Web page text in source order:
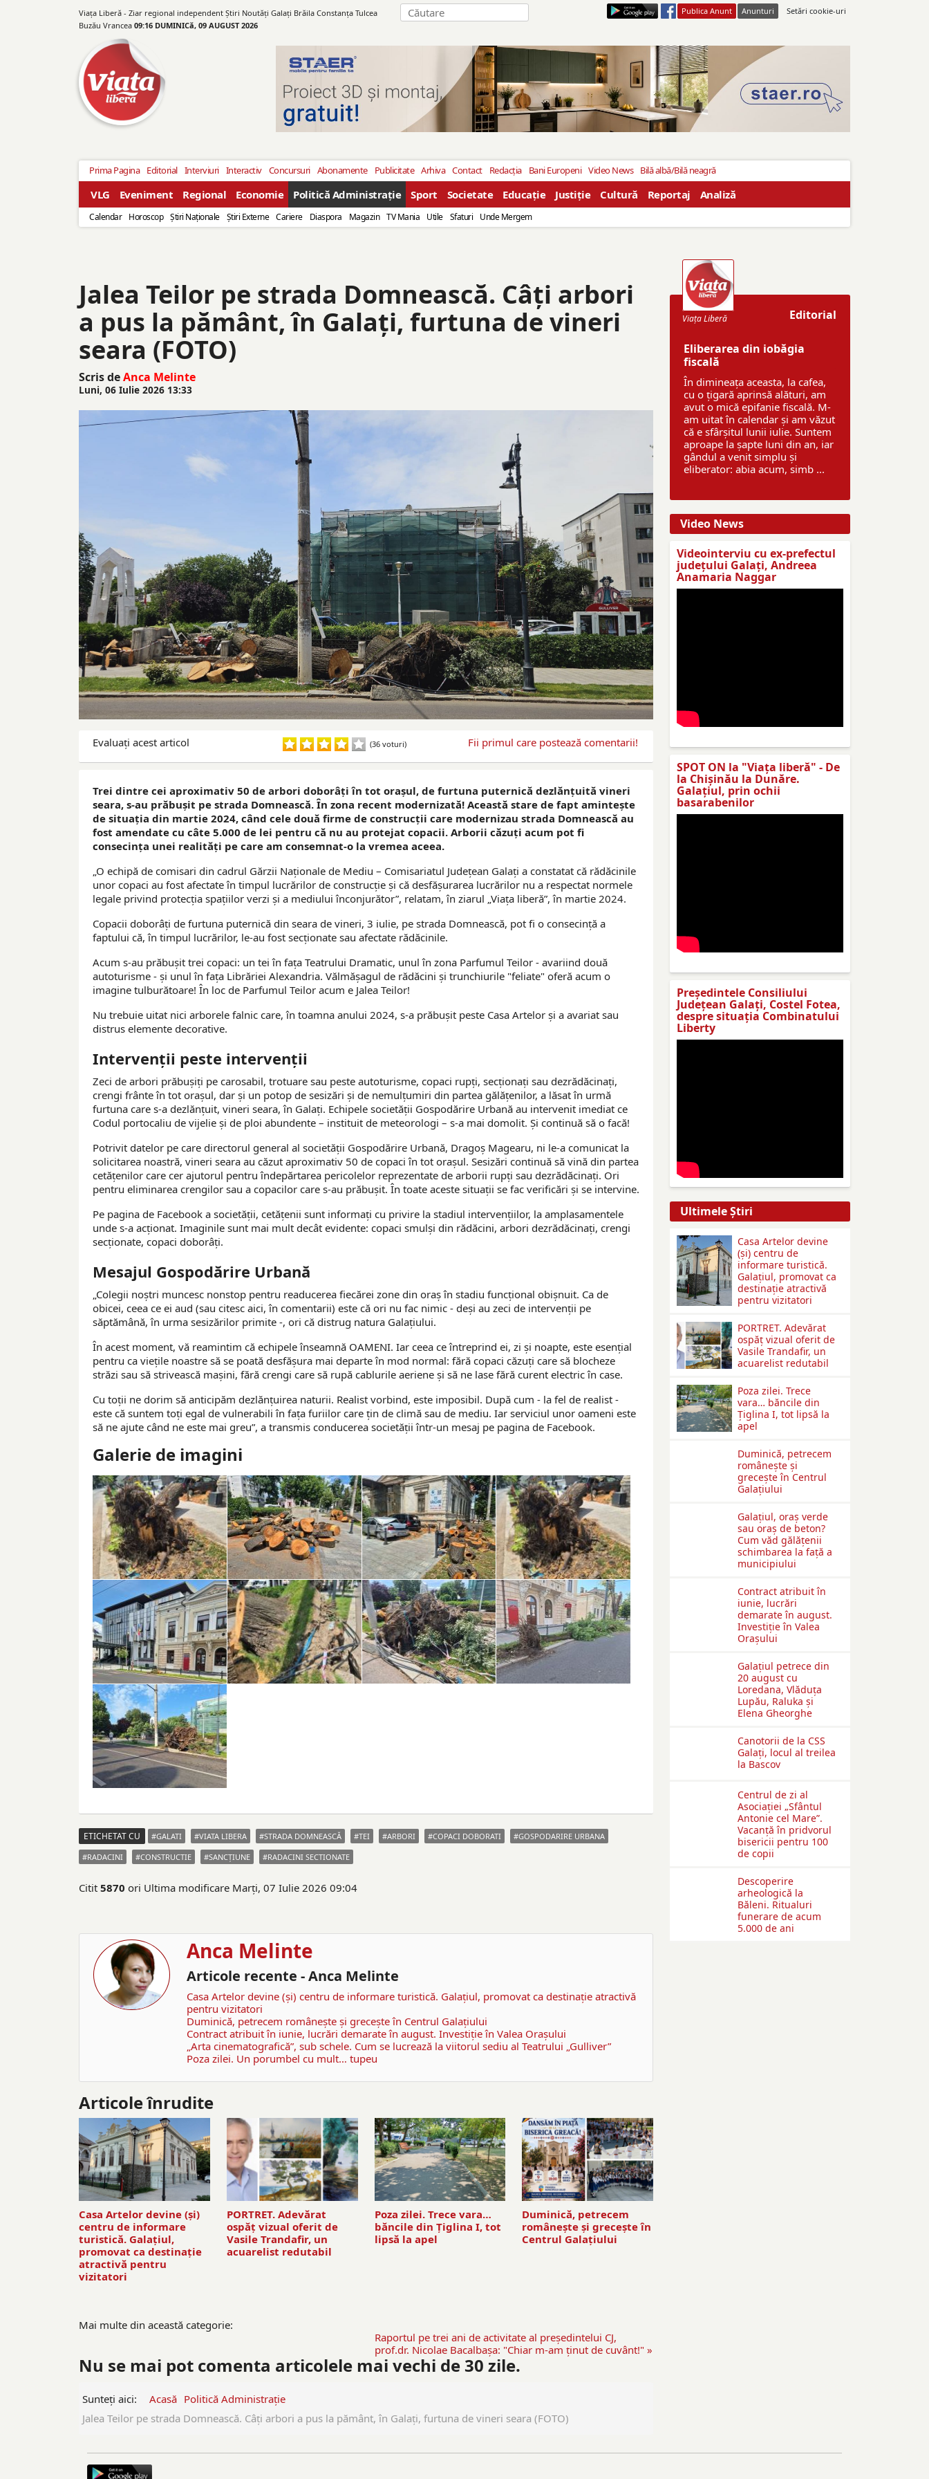
Viața Liberă - Ziar regional independent Știri Noutăți Galaţi Brăila Constanţa Tulcea
Buzău Vrancea 09:16 DUMINICă, 09 AUGUST 2026
Publica Anunt Anunturi Setări cookie-uri
Prima Pagina Editorial Interviuri Interactiv Concursuri Abonamente Publicitate Arhiva Contact Redacția Bani Europeni Video News Bilă albă/Bilă neagră
VLG Eveniment Regional Economie Politică Administrație Sport Societate Educație Justiție Cultură Reportaj Analiză
Calendar Horoscop Ştiri Naţionale Ştiri Externe Cariere Diaspora Magazin TV Mania Utile Sfaturi Unde Mergem
Jalea Teilor pe strada Domnească. Câţi arbori
a pus la pământ, în Galaţi, furtuna de vineri
seara (FOTO)
Scris deAnca Melinte
Luni, 06 Iulie 2026 13:33
Evaluaţi acest articol (36 voturi) Fii primul care postează comentarii!
Trei dintre cei aproximativ 50 de arbori doborâţi în tot oraşul, de furtuna puternică dezlănţuită vineri
seara, s-au prăbuşit pe strada Domnească. În zona recent modernizată! Această stare de fapt aminteşte
de situaţia din martie 2024, când cele două firme de construcții care modernizau strada Domnească au
fost amendate cu câte 5.000 de lei pentru că nu au protejat copacii. Arborii căzuţi acum pot fi
consecinţa unei realităţi pe care am consemnat-o la vremea aceea.
„O echipă de comisari din cadrul Gărzii Naționale de Mediu – Comisariatul Județean Galați a constatat că rădăcinile
unor copaci au fost afectate în timpul lucrărilor de construcție și că desfășurarea lucrărilor nu a respectat normele
legale privind protecția spațiilor verzi și a mediului înconjurător”, relatam, în ziarul „Viaţa liberă”, în martie 2024.
Copacii doborâţi de furtuna puternică din seara de vineri, 3 iulie, pe strada Domnească, pot fi o consecinţă a
faptului că, în timpul lucrărilor, le-au fost secţionate sau afectate rădăcinile.
Acum s-au prăbuşit trei copaci: un tei în faţa Teatrului Dramatic, unul în zona Parfumul Teilor - avariind două
autoturisme - şi unul în faţa Librăriei Alexandria. Vălmăşagul de rădăcini şi trunchiurile "feliate" oferă acum o
imagine tulburătoare! În loc de Parfumul Teilor acum e Jalea Teilor!
Nu trebuie uitat nici arborele falnic care, în toamna anului 2024, s-a prăbuşit peste Casa Artelor şi a avariat sau
distrus elemente decorative.
Intervenţii peste intervenţii
Zeci de arbori prăbuşiţi pe carosabil, trotuare sau peste autoturisme, copaci rupţi, secţionaţi sau dezrădăcinaţi,
crengi frânte în tot oraşul, dar şi un potop de sesizări şi de nemulţumiri din partea gălăţenilor, a lăsat în urmă
furtuna care s-a dezlănţuit, vineri seara, în Galaţi. Echipele societăţii Gospodărire Urbană au intervenit imediat ce
Codul portocaliu de vijelie şi de ploi abundente – instituit de meteorologi – s-a mai domolit. Şi continuă să o facă!
Potrivit datelor pe care directorul general al societăţii Gospodărire Urbană, Dragoş Magearu, ni le-a comunicat la
solicitarea noastră, vineri seara au căzut aproximativ 50 de copaci în tot oraşul. Sesizări continuă să vină din partea
cetăţenilor care cer ajutorul pentru îndepărtarea pericolelor reprezentate de arborii rupţi sau dezrădăcinaţi. Ori
pentru eliminarea crengilor sau a copacilor care s-au prăbuşit. În toate aceste situaţii se fac verificări şi se intervine.
Pe pagina de Facebook a societăţii, cetăţenii sunt informaţi cu privire la stadiul intervenţiilor, la amplasamentele
unde s-a acţionat. Imaginile sunt mai mult decât evidente: copaci smulşi din rădăcini, arbori dezrădăcinaţi, crengi
secţionate, copaci doborâţi.
Mesajul Gospodărire Urbană
„Colegii noștri muncesc nonstop pentru readucerea fiecărei zone din oraș în stadiu funcțional obișnuit. Ca de
obicei, ceea ce ei aud (sau citesc aici, în comentarii) este că ori nu fac nimic - deși au zeci de intervenții pe
săptămână, în urma sesizărilor primite -, ori că distrug natura Galațiului.
În acest moment, vă reamintim că echipele înseamnă OAMENI. Iar ceea ce întreprind ei, zi și noapte, este esențial
pentru ca viețile noastre să se poată desfășura mai departe în mod normal: fără copaci căzuți care să blocheze
străzi sau să strivească mașini, fără crengi care să rupă cablurile aeriene și să ne lase fără curent electric în case.
Cu toții ne dorim să anticipăm dezlănțuirea naturii. Realist vorbind, este imposibil. După cum - la fel de realist -
este că suntem toți egal de vulnerabili în fața furiilor care țin de climă sau de mediu. Iar serviciul unor oameni este
să ne ajute când ne este mai greu”, a transmis conducerea societăţii într-un mesaj pe pagina de Facebook.
Galerie de imagini
ETICHETAT CU GALATI VIATA LIBERA STRADA DOMNEASCĂ TEI ARBORI COPACI DOBORATI
GOSPODARIRE URBANA
RADACINI
CONSTRUCTIE SANCŢIUNE RADACINI SECTIONATE
Citit 5870 ori Ultima modificare Marți, 07 Iulie 2026 09:04
Anca Melinte
Articole recente - Anca Melinte
Casa Artelor devine (şi) centru de informare turistică. Galaţiul, promovat ca destinaţie atractivă
pentru vizitatori
Duminică, petrecem româneşte şi greceşte în Centrul Galaţiului
Contract atribuit în iunie, lucrări demarate în august. Investiţie în Valea Oraşului
„Arta cinematografică”, sub schele. Cum se lucrează la viitorul sediu al Teatrului „Gulliver”
Poza zilei. Un porumbel cu mult… tupeu
Articole înrudite
Casa Artelor devine (şi)
centru de informare
turistică. Galaţiul,
promovat ca destinaţie
atractivă pentru
vizitatori
PORTRET. Adevărat
ospăț vizual oferit de
Vasile Trandafir, un
acuarelist redutabil
Poza zilei. Trece vara…
băncile din Ţiglina I, tot
lipsă la apel
Duminică, petrecem
româneşte şi greceşte în
Centrul Galaţiului
Mai multe din această categorie:
Raportul pe trei ani de activitate al preşedintelui CJ,
prof.dr. Nicolae Bacalbaşa: "Chiar m-am ţinut de cuvânt!" »
Nu se mai pot comenta articolele mai vechi de 30 zile.
Sunteți aici: Acasă Politică Administrație
Jalea Teilor pe strada Domnească. Câţi arbori a pus la pământ, în Galaţi, furtuna de vineri seara (FOTO)
Editorial
Viaţa Liberă
Eliberarea din iobăgia
fiscală
În dimineața aceasta, la cafea,
cu o țigară aprinsă alături, am
avut o mică epifanie fiscală. M-
am uitat în calendar și am văzut
că e sfârșitul lunii iulie. Suntem
aproape la șapte luni din an, iar
gândul a venit simplu și
eliberator: abia acum, simb ...
Video News
Videointerviu cu ex-prefectul
judeţului Galaţi, Andreea
Anamaria Naggar
SPOT ON la "Viaţa liberă" - De
la Chișinău la Dunăre.
Galațiul, prin ochii
basarabenilor
Preşedintele Consiliului
Judeţean Galaţi, Costel Fotea,
despre situaţia Combinatului
Liberty
Ultimele Ştiri
Casa Artelor devine
(şi) centru de
informare turistică.
Galaţiul, promovat ca
destinaţie atractivă
pentru vizitatori
PORTRET. Adevărat
ospăț vizual oferit de
Vasile Trandafir, un
acuarelist redutabil
Poza zilei. Trece
vara… băncile din
Ţiglina I, tot lipsă la
apel
Duminică, petrecem
româneşte şi
greceşte în Centrul
Galaţiului
Galațiul, oraș verde
sau oraș de beton?
Cum văd gălățenii
schimbarea la față a
municipiului
Contract atribuit în
iunie, lucrări
demarate în august.
Investiţie în Valea
Oraşului
Galaţiul petrece din
20 august cu
Loredana, Vlăduța
Lupău, Raluka și
Elena Gheorghe
Canotorii de la CSS
Galați, locul al treilea
la Bascov
Centrul de zi al
Asociației „Sfântul
Antonie cel Mare”.
Vacanță în pridvorul
bisericii pentru 100
de copii
Descoperire
arheologică la
Băleni. Ritualuri
funerare de acum
5.000 de ani